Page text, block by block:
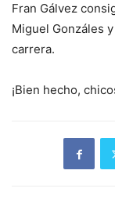
Fran Gálvez
Miguel Gonzáles
carrera.
¡Bien hecho,